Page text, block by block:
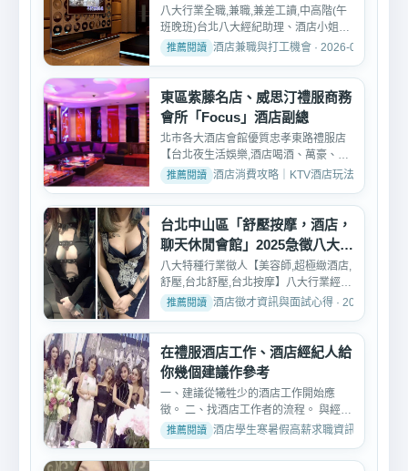
高薪工作
八大行業全職,兼職,兼差工讀,中高階(午
班晚班)台北八大經紀助理、酒店小姐、
公關、領檯、酒店行...酒店兼職與打工機會 · 2026-02-09
東區紫藤名店、威思汀禮服商務
會所「Focus」酒店副總
北市各大酒店會館優質忠孝東路禮服店
【台北夜生活娛樂,酒店喝酒、萬豪、百
達妃麗、特蘭斯、威思...
酒店消費攻略｜KTV酒店玩法、消費與
台北中山區「舒壓按摩，酒店，
聊天休閒會館」2025急徵八大工
作人員
八大特種行業徵人【美容師,超極緻酒店,
舒壓,台北舒壓,台北按摩】八大行業經紀
公司、八大酒店、八...酒店徵才資訊與面試心得 · 2025-01-20
在禮服酒店工作、酒店經紀人給
你幾個建議作參考
一、建議從犧牲少的酒店工作開始應
徵。 二、找酒店工作者的流程。 與經紀
人見面了解面試需求-->...
酒店學生寒暑假高薪求職資訊 · 2026-